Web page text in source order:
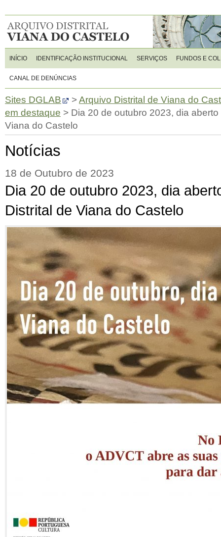
INÍCIO IDENTIFICAÇÃO INSTITUCIONAL SERVIÇOS FUNDOS E
CANAL DE DENÚNCIAS
Sites DGLAB >Arquivo Distrital de Viana do
em destaque > Dia 20 de outubro 2023, dia
Viana do Castelo
Notícias
18 de Outubro de 2023
Dia 20 de outubro 2023, dia
Distrital de Viana do Castelo